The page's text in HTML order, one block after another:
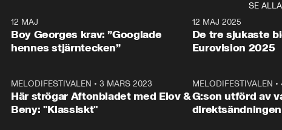
SE ALLA
12 MAJ
Boy Georges krav: ”Googlade
hennes stjärntecken”
12 MAJ 2025
De tre sjukaste
Eurovision 2025
MELODIFESTIVALEN • 3 MARS 2023
Här strögar Aftonbladet med Elov &
Beny: "Klassiskt"
MELODIFESTIVALEN •
G:son utförd av
direktsändningen